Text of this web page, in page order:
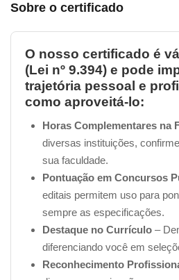
REGIME DE
CÓDIGO DE ÉTICA E
RELAÇÕES COM O
DO SIGILO PROFISSIONAL
PUBLICIDADE
DOS HONORÁRIOS
DEVER DE URBANIDADE
DAS DISPOSIÇÕES GERAIS
DO PROCEDIMENTO
DOS PROCEDIMENTOS
DISPOSIÇÕES GERAIS E
Sobre o certificado
O nosso certificado é
(Lei nº 9.394) e pode
trajetória pessoal e
como aproveitá-lo:
Horas Complementares na
diversas instituições,
sua faculdade.
Pontuação em Concursos
editais permitem uso para
sempre as especificações.
Destaque no Currículo –
diferenciando você em
Reconhecimento